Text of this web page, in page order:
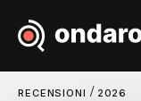
RECENSIONI / 2026